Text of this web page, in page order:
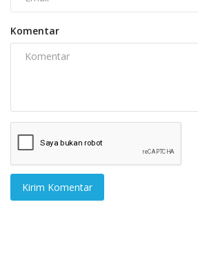
Komentar
Kirim Komentar